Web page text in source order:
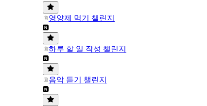
영양제 먹기 챌린지
하루 할 일 작성 챌린지
음악 듣기 챌린지